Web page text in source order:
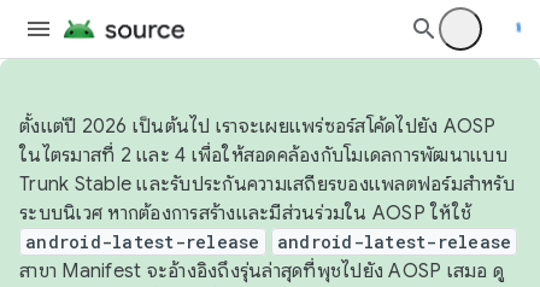
ตั้งแต่ปี 2026 เป็นต้นไป เราจะเผยแพร่ซอร์สโค้ดไปยัง AOSP
ในไตรมาสที่ 2 และ 4 เพื่อให้สอดคล้องกับโมเดลการพัฒนาแบบ
Trunk Stable และรับประกันความเสถียรของแพลตฟอร์มสำหรับ
ระบบนิเวศ หากต้องการสร้างและมีส่วนร่วมใน AOSP ให้ใช้
android-latest-release android-latest-release
สาขา Manifest จะอ้างอิงถึงรุ่นล่าสุดที่พุชไปยัง AOSP เสมอ ดู